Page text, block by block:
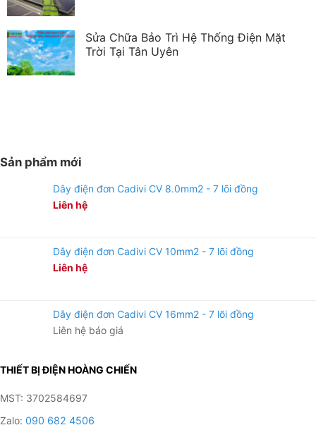
Sửa Chữa Bảo Trì Hệ Thống Điện Mặt
Trời Tại Tân Uyên
Sản phẩm mới
Dây điện đơn Cadivi CV 8.0mm2 - 7 lõi đồng
Liên hệ
Dây điện đơn Cadivi CV 10mm2 - 7 lõi đồng
Liên hệ
Dây điện đơn Cadivi CV 16mm2 - 7 lõi đồng
Liên hệ báo giá
THIẾT BỊ ĐIỆN HOÀNG CHIẾN
MST: 3702584697
Zalo: 090 682 4506